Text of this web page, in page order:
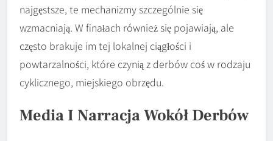
najgęstsze, te mechanizmy szczególnie się
wzmacniają. W finałach również się pojawiają, ale
często brakuje im tej lokalnej ciągłości i
powtarzalności, które czynią z derbów coś w rodzaju
cyklicznego, miejskiego obrzędu.
Media I Narracja Wokół Derbów